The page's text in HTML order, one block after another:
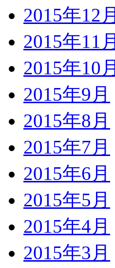
2015年12月
2015年11月
2015年10月
2015年9月
2015年8月
2015年7月
2015年6月
2015年5月
2015年4月
2015年3月